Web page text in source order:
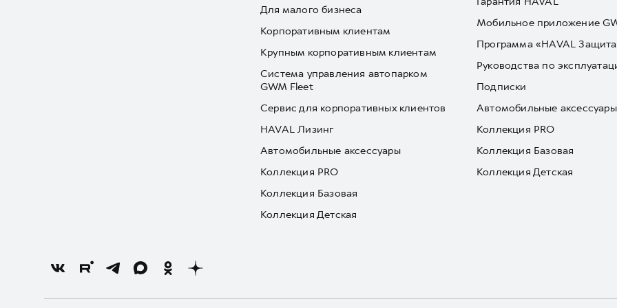
Для малого бизнеса
Корпоративным клиентам
Крупным корпоративным клиентам
Система управления автопарком
GWM Fleet
Сервис для корпоративных клиентов
HAVAL Лизинг
Автомобильные аксессуары
Коллекция PRO
Коллекция Базовая
Коллекция Детская
Мобильное приложение
Программа «HAVAL
Руководства по
Подписки
Автомобильные аксессуары
Коллекция PRO
Коллекция Базовая
Коллекция Детская